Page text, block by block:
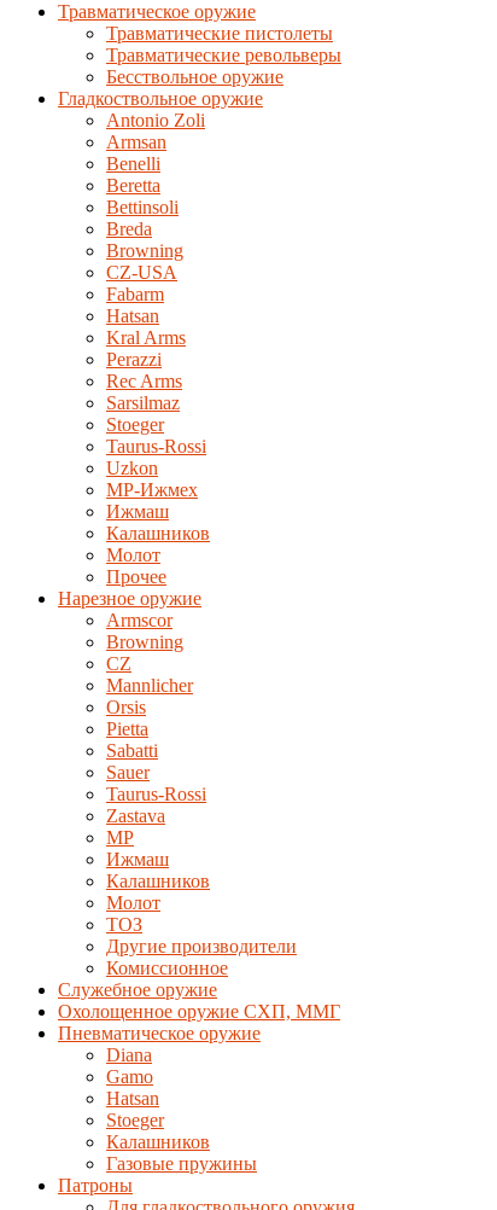
Травматическое оружие
Травматические пистолеты
Травматические револьверы
Бесствольное оружие
Гладкоствольное оружие
Antonio Zoli
Armsan
Benelli
Beretta
Bettinsoli
Breda
Browning
CZ-USA
Fabarm
Hatsan
Kral Arms
Perazzi
Rec Arms
Sarsilmaz
Stoeger
Taurus-Rossi
Uzkon
MP-Ижмех
Ижмаш
Калашников
Молот
Прочее
Нарезное оружие
Armscor
Browning
CZ
Mannlicher
Orsis
Pietta
Sabatti
Sauer
Taurus-Rossi
Zastava
MP
Ижмаш
Калашников
Молот
ТОЗ
Другие производители
Комиссионное
Служебное оружие
Охолощенное оружие СХП, ММГ
Пневматическое оружие
Diana
Gamo
Hatsan
Stoeger
Калашников
Газовые пружины
Патроны